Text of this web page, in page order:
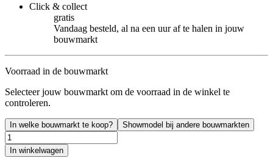
Click & collect
gratis
Vandaag besteld, al na een uur af te halen in jouw
bouwmarkt
Voorraad in de bouwmarkt
Selecteer jouw bouwmarkt om de voorraad in de winkel te
controleren.
In welke bouwmarkt te koop? Showmodel bij andere bouwmarkten
In winkelwagen